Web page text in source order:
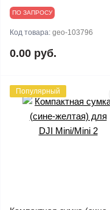
ПО ЗАПРОСУ
Код товара: geo-103796
0.00 руб.
Популярный